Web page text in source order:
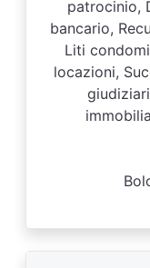
patrocinio,
bancario,
Liti
locazioni,